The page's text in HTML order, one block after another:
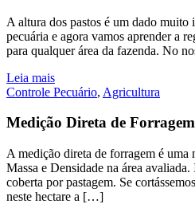
A altura dos pastos é um dado muito
pecuária e agora vamos aprender a
para qualquer área da fazenda. No
Leia mais
Controle Pecuário, Agricultura
Medição Direta de Forragem
A medição direta de forragem é uma
Massa e Densidade na área
coberta por pastagem. Se
neste hectare a […]